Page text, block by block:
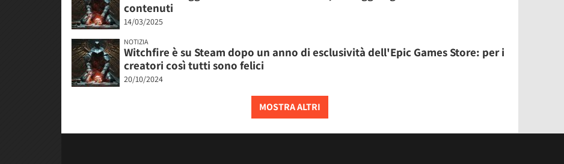
contenuti
14/03/2025
NOTIZIA
Witchfire è su Steam dopo un anno di esclusività dell'Epic Games Store: per i
creatori così tutti sono felici
20/10/2024
MOSTRA ALTRI